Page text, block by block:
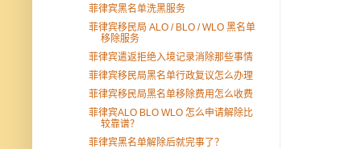
菲律宾黑名单洗黑服务
菲律宾移民局 ALO / BLO / WLO 黑名单
移除服务
菲律宾遣返拒绝入境记录消除那些事情
菲律宾移民局黑名单行政复议怎么办理
菲律宾移民局黑名单移除费用怎么收费
菲律宾ALO BLO WLO 怎么申请解除比
较靠谱？
菲律宾黑名单解除后就完事了？